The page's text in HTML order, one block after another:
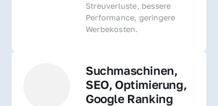
Streuverluste, bessere
Performance, geringere
Werbekosten.
Suchmaschinen,
SEO, Optimierung,
Google Ranking